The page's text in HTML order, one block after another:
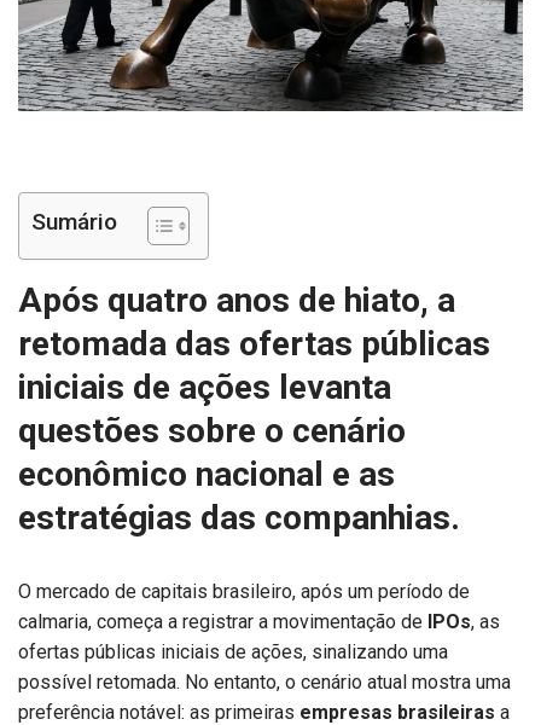
Sumário
Após quatro anos de hiato, a
retomada das ofertas públicas
iniciais de ações levanta
questões sobre o cenário
econômico nacional e as
estratégias das companhias.
O mercado de capitais brasileiro, após um período de
calmaria, começa a registrar a movimentação de IPOs, as
ofertas públicas iniciais de ações, sinalizando uma
possível retomada. No entanto, o cenário atual mostra uma
preferência notável: as primeiras empresas brasileiras a